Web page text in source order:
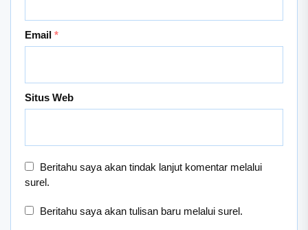
Email *
Situs Web
Beritahu saya akan tindak lanjut komentar melalui
surel.
Beritahu saya akan tulisan baru melalui surel.